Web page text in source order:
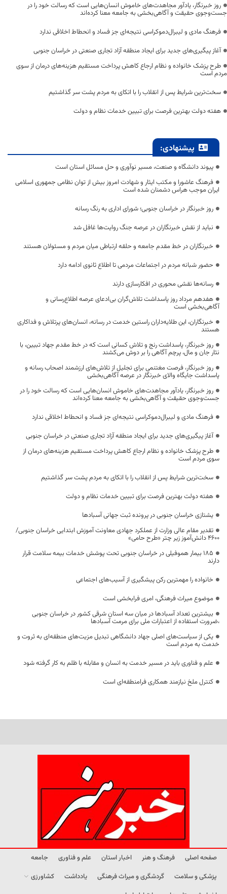
روز خبرنگار، یادآور مجاهدت‌های خاموش انسان‌هایی است که رسالت خود را در
جست‌وجوی حقیقت و آگاهی‌بخشی به جامعه معنا کرده‌اند
فرهنگ مادی و لیبرال‌دموکراسی نتیجه‌ای جز فساد و انحطاط اخلاقی ندارد
آغاز پیگیری‌های جدید برای ایجاد منطقه آزاد تجاری صنعتی در خراسان جنوبی
طرح پزشک خانواده و نظام ارجاع کاهش پرداخت مستقیم هزینه‌های درمان از سوی
مردم است
سخت‌ترین شرایط پس از انقلاب را با اتکای به مردم پشت سر گذاشتیم
هفته دولت بهترین فرصت برای تبیین خدمات نظام و دولت
پیشنهادی:
پیوند دانشگاه و صنعت، مسیر نوآوری و حل مسائل استان است
فرهنگ عاشورا و مکتب ایثار و شهادت امروز بیش از توان نظامی جمهوری اسلامی
ایران موجب هراس دشمنان شده است
روز خبرنگار در خراسان جنوبی؛ شورای اداری به رنگ رسانه
نباید از نقش خبرنگاران در عرصه جنگ روایت‌ها غافل شد
خبرنگاران در خط مقدم جامعه و حلقه ارتباطی میان مردم و مسئولان هستند
حضور شبانه مردم در اجتماعات مردمی تا اطلاع ثانوی ادامه دارد
رسانه‌ها نقشی محوری در افکارسازی دارند
هفدهم مرداد روز پاسداشت تلاش‌گران بی‌ادعای عرصه اطلاع‌رسانی و
آگاهی‌بخشی است
خبرنگاران، این طلایه‌داران راستین خدمت در رسانه، انسان‌های پرتلاش و فداکاری
هستند
روز خبرنگار، پاسداشت رنج و تلاش کسانی است که در خط مقدم جهاد تبیین، با
نثار جان و مال، پرچم آگاهی را بر دوش می‌کشند
روز خبرنگار، فرصت مغتنمی برای تجلیل از تلاش‌های ارزشمند اصحاب رسانه و
پاسداشت جایگاه والای خبرنگار در عرصه آگاهی‌بخشی
روز خبرنگار، یادآور مجاهدت‌های خاموش انسان‌هایی است که رسالت خود را در
جست‌وجوی حقیقت و آگاهی‌بخشی به جامعه معنا کرده‌اند
فرهنگ مادی و لیبرال‌دموکراسی نتیجه‌ای جز فساد و انحطاط اخلاقی ندارد
آغاز پیگیری‌های جدید برای ایجاد منطقه آزاد تجاری صنعتی در خراسان جنوبی
طرح پزشک خانواده و نظام ارجاع کاهش پرداخت مستقیم هزینه‌های درمان از
سوی مردم است
سخت‌ترین شرایط پس از انقلاب را با اتکای به مردم پشت سر گذاشتیم
هفته دولت بهترین فرصت برای تبیین خدمات نظام و دولت
یشتازی خراسان جنوبی در پرونده ثبت جهانی آسبادها
تقدیر مقام عالی وزارت از عملکرد جهادی معاونت آموزش ابتدایی خراسان جنوبی/
۴۶۰۰ دانش‌آموز زیر چتر «طرح حامی»
۱۸۵ بیمار هموفیلی در خراسان جنوبی تحت پوشش خدمات بیمه سلامت قرار
دارند
خانواده را مهمترین رکن پیشگیری از آسیب‌های اجتماعی
موضوع میراث فرهنگی، امری فرابخشی است
بیشترین تعداد آسبادها در میان سه استان شرقی کشور در خراسان جنوبی
،ضرورت استفاده از اعتبارات ملی برای مرمت آسبادها
یکی از سیاست‌های اصلی جهاد دانشگاهی تبدیل مزیت‌های منطقه‌ای به ثروت و
خدمت به مردم است
علم و فناوری باید در مسیر خدمت به انسان و مقابله با ظلم به کار گرفته شود
کنترل ملخ نیازمند همکاری فرامنطقه‌ای است
صفحه اصلی فرهنگ و هنر اخبار استان علم و فناوری
جامعه
پزشکی و سلامت
گردشگری و میراث فرهنگی یادداشت
کشاورزی